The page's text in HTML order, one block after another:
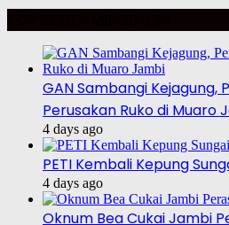
GAN Sambangi Kejagung,
Perusakan Ruko di Muaro
4 days ago
PETI Kembali Kepung
4 days ago
Oknum Bea Cukai Jambi